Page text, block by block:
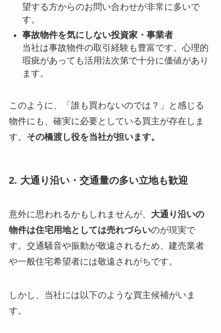
望する方からのお問い合わせが非常に多いで
す。
事故物件を気にしない投資家・事業者
当社は事故物件の取引経験も豊富です。心理的
瑕疵があっても活用法次第で十分に価値があり
ます。
このように、「誰も買わないのでは？」と感じる
物件にも、確実に必要としている買主が存在しま
す。 その橋渡し役を当社が担います。
2. 大通り沿い・交通量の多い立地も歓迎
意外に思われるかもしれませんが、 大通り沿いの
物件は住宅用地としては売れづらいのが現実で
す。交通騒音や振動が敬遠されるため、建売業者
や一般住宅希望者には敬遠されがちです。
しかし、当社には以下のような買主候補がいま
す。